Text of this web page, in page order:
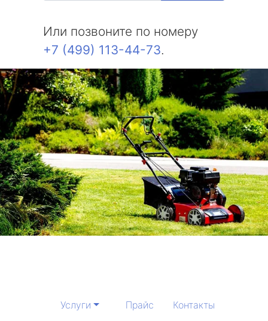
Или позвоните по номеру
+7 (499) 113-44-73.
Услуги Прайс Контакты